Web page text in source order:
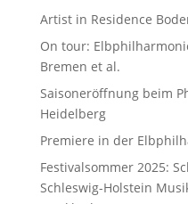
Artist in Residence
On tour:
Bremen et al.
Saisoneröffnung beim
Heidelberg
Premiere in der
Festivalsommer 2025:
Schleswig-Holstein